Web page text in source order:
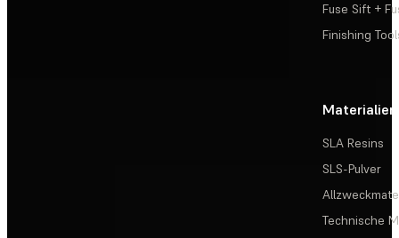
Fuse Sift +
Finishing
Materialien
SLA Resins
SLS-Pulver
Technische